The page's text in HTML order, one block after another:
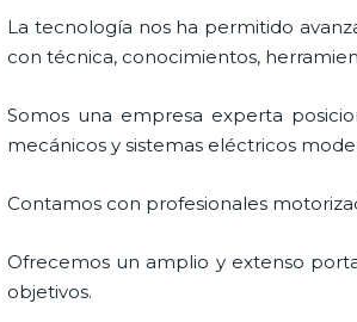
La tecnología nos ha permitido
con técnica, conocimientos,
Somos una empresa experta
mecánicos y sistemas eléctricos
Contamos con profesionales
Ofrecemos un amplio y extenso
objetivos.